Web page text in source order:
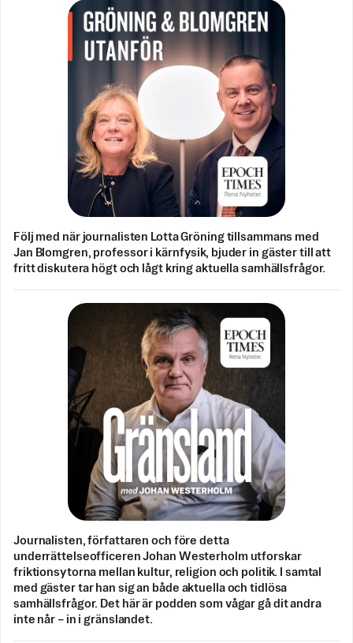
Följ med när journalisten Lotta Gröning tillsammans med
Jan Blomgren, professor i kärnfysik, bjuder in gäster till att
fritt diskutera högt och lågt kring aktuella samhällsfrågor.
Journalisten, författaren och före detta
underrättelseofficeren Johan Westerholm utforskar
friktionsytorna mellan kultur, religion och politik. I samtal
med gäster tar han sig an både aktuella och tidlösa
samhällsfrågor. Det här är podden som vågar gå dit andra
inte når – in i gränslandet.